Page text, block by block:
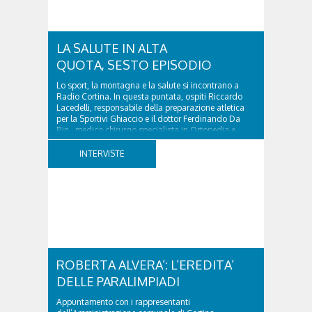
LA SALUTE IN ALTA
QUOTA, SESTO EPISODIO
Lo sport, la montagna e la salute si incontrano a
Radio Cortina. In questa puntata, ospiti Riccardo
Lacedelli, responsabile della preparazione atletica
per la Sportivi Ghiaccio e il dottor Ferdinando Da
Rin, medico chirurgo specialista in Ortopedia e
Traumatologia di Ospedale Cortina. GVM...
INTERVISTE
ROBERTA ALVERA’: L’EREDITA’
DELLE PARALIMPIADI
Appuntamento con i rappresentanti